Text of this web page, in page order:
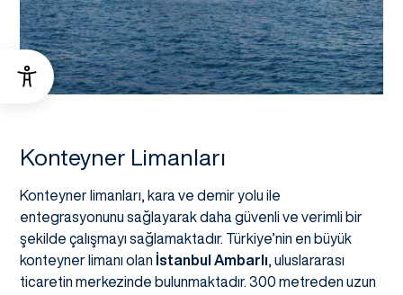
Konteyner Limanları
Konteyner limanları, kara ve demir yolu ile
entegrasyonunu sağlayarak daha güvenli ve verimli bir
şekilde çalışmayı sağlamaktadır. Türkiye’nin en büyük
konteyner limanı olan İstanbul Ambarlı , uluslararası
ticaretin merkezinde bulunmaktadır. 300 metreden uzun